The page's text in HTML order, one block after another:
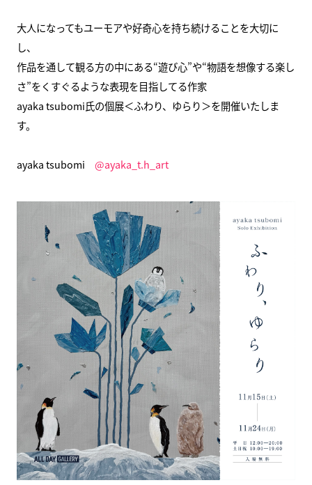
大人になってもユーモアや好奇心を持ち続けることを大切に
し、
作品を通して観る方の中にある“遊び心”や“物語を想像する楽し
さ”をくすぐるような表現を目指してる作家
ayaka tsubomi氏の個展＜ふわり、ゆらり＞を開催いたしま
す。
ayaka tsubomi @ayaka_t.h_art